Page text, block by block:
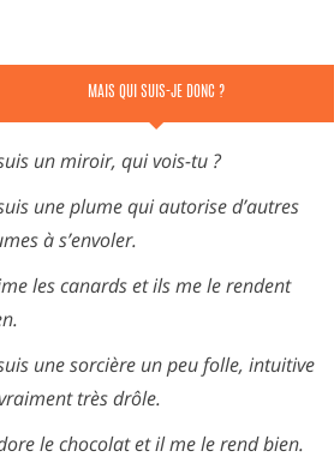
MAIS QUI SUIS-JE DONC ?
un miroir, qui vois-tu ?
une plume qui autorise d’autres
à s’envoler.
les canards et ils me le rendent
une sorcière un peu folle, intuitive
très drôle.
le chocolat et il me le rend bien.